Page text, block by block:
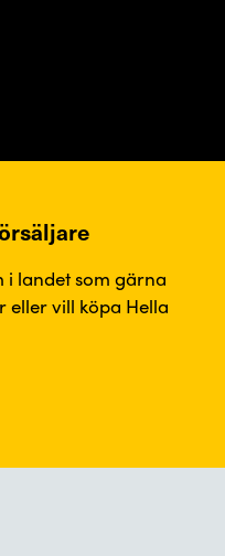
landet som gärna
vill köpa Hella